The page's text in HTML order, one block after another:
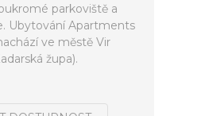
parkoviště a
Ubytování Apartments
ve městě Vir
župa).